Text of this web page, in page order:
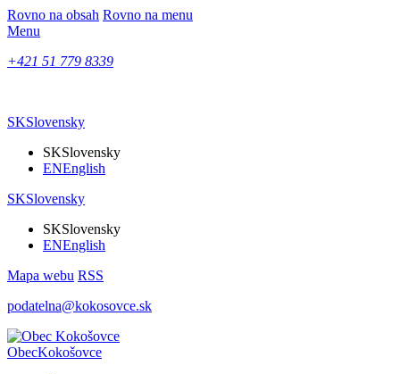
Rovno na obsah Rovno na menu
Menu
+421 51 779 8339
SKSlovensky
SKSlovensky
ENEnglish
SKSlovensky
SKSlovensky
ENEnglish
Mapa webu RSS
podatelna@kokosovce.sk
ObecKokošovce